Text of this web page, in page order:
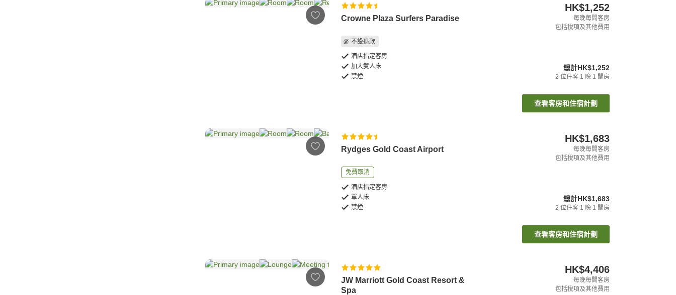
Crowne Plaza Surfers Paradise
不設退款
酒店指定客房
加大雙人床
禁煙
HK$1,252
每晚每間客房
包括稅項及其他費用
總計HK$1,252
2 位住客 1 晚 1 間房
查看客房和住宿計劃
Rydges Gold Coast Airport
免費取消
酒店指定客房
單人床
禁煙
HK$1,683
每晚每間客房
包括稅項及其他費用
總計HK$1,683
2 位住客 1 晚 1 間房
查看客房和住宿計劃
JW Marriott Gold Coast Resort &
Spa
HK$4,406
每晚每間客房
包括稅項及其他費用